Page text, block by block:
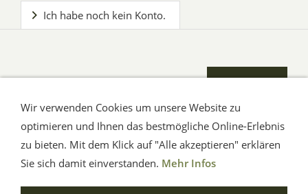
Ich habe noch kein Konto.
AGB Impressum Hilfe
Verbraucherhinweise
Datenschutz
© Aue-Verlag GmbH, Möckmühl
Wir verwenden Cookies um unsere Website zu
optimieren und Ihnen das bestmögliche Online-Erlebnis
zu bieten. Mit dem Klick auf "Alle akzeptieren" erklären
Sie sich damit einverstanden. Mehr Infos